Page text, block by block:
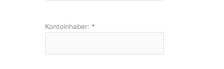
Kontoinhaber: *